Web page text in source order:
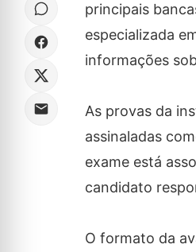
principais
especializada
informações
As provas da
assinaladas
exame está
candidato
O formato da